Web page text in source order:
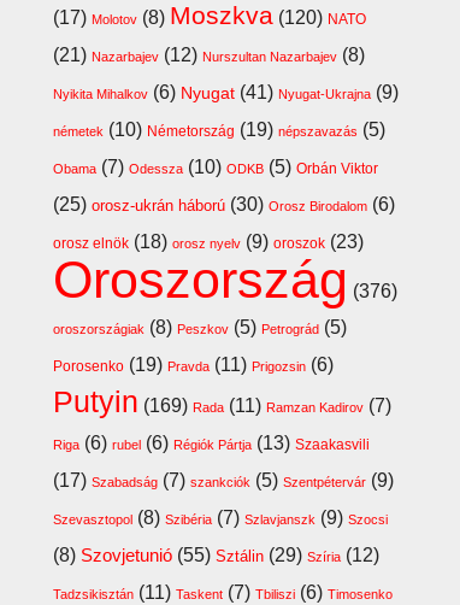
(17) Molotov(8) Moszkva(120) NATO
(21) Nazarbajev(12) Nurszultan Nazarbajev(8)
Nyikita Mihalkov(6) Nyugat(41) Nyugat-Ukrajna(9)
németek (10) Németország (19) népszavazás (5)
Obama(7) Odessza(10) ODKB(5) Orbán Viktor
(25) orosz-ukrán háború(30) Orosz Birodalom(6)
orosz elnök(18) orosz nyelv(9) oroszok(23)
Oroszország (376)
oroszországiak (8) Peszkov(5) Petrográd(5)
Porosenko(19) Pravda(11) Prigozsin(6)
Putyin (169) Rada(11) Ramzan Kadirov(7)
Riga(6) rubel(6) Régiók Pártja(13) Szaakasvili
(17) Szabadság(7) szankciók (5) Szentpétervár(9)
Szevasztopol(8) Szibéria(7) Szlavjanszk (9) Szocsi
(8) Szovjetunió(55) Sztálin(29) Szíria(12)
Tadzsikisztán(11) Taskent(7) Tbiliszi(6) Timosenko